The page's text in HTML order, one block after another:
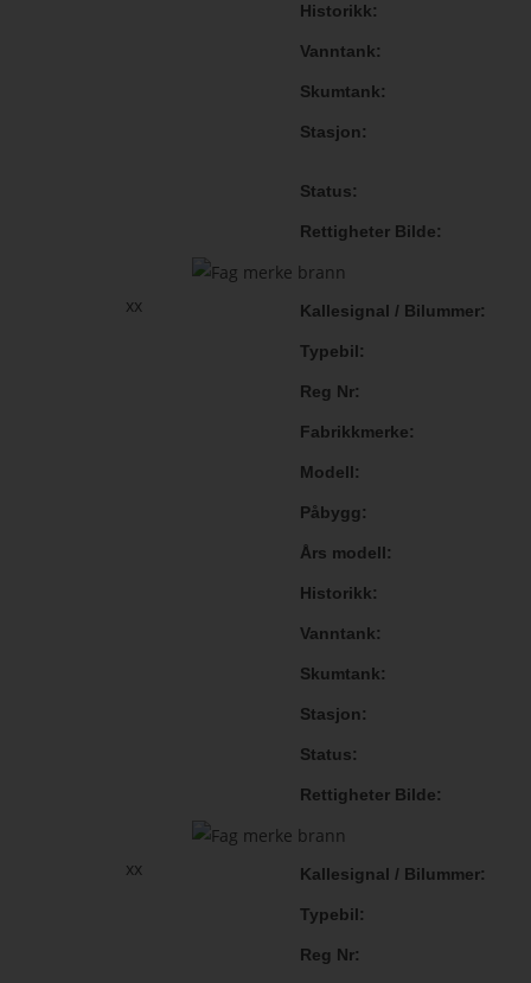
Historikk
Vanntank
Skumtank
Stasjon
Status
Rettigheter Bilde
xx Kallesignal / Bilummer
Typebil
Reg Nr
Fabrikkmerke
Modell
Påbygg
Års modell
Historikk
Vanntank
Skumtank
Stasjon
Status
Rettigheter Bilde
xx Kallesignal / Bilummer
Typebil
Reg Nr